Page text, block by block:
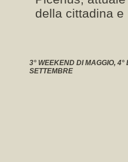
della cittadina
3° WEEKEND DI MAGGIO, 4°
SETTEMBRE